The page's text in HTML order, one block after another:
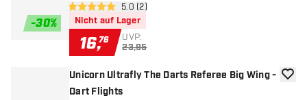
-30%
Bewertungsbereich öffnen
5 Bewertungssterne
5.0 (2)
Nicht auf Lager
16,76 UVP:
23,95
Unicorn Ultrafly The Darts Referee Big Wing -
Dart Flights
Zur